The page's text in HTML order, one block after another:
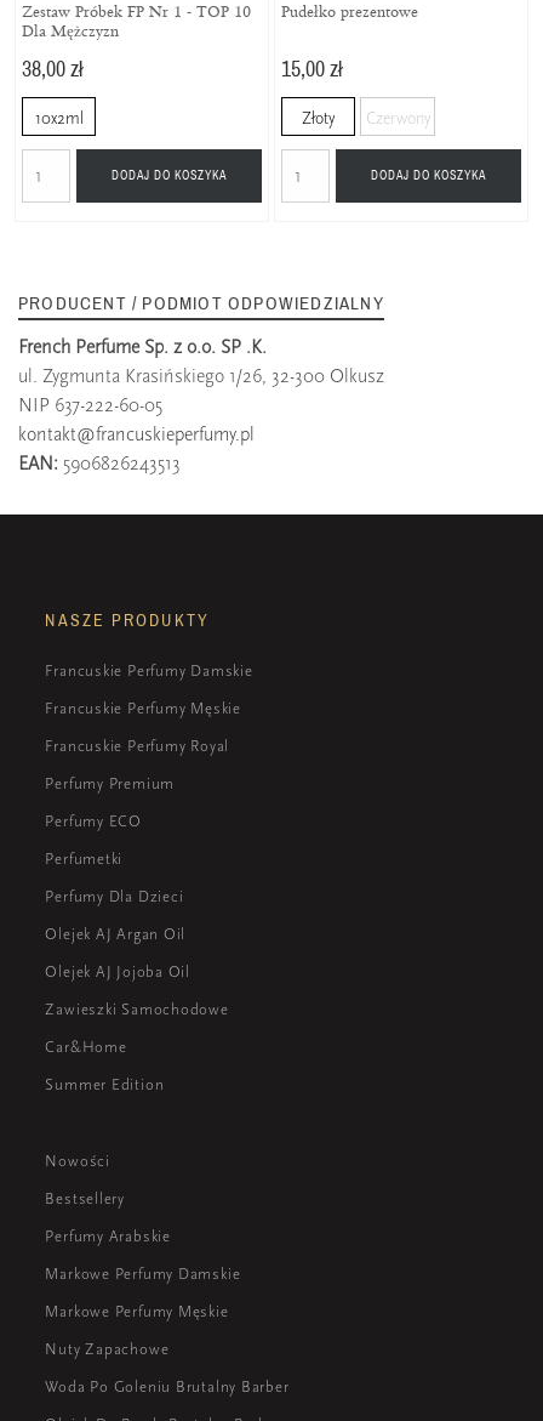
Zestaw Próbek FP Nr 1 - TOP 10
Dla Mężczyzn
38,00 zł
10x2ml
DODAJ DO KOSZYKA
Pudełko prezentowe
15,00 zł
Złoty Czerwony
DODAJ DO KOSZYKA
PRODUCENT / PODMIOT ODPOWIEDZIALNY
French Perfume Sp. z o.o. SP .K.
ul. Zygmunta Krasińskiego 1/26, 32-300 Olkusz
NIP 637-222-60-05
kontakt@francuskieperfumy.pl
EAN: 5906826243513
NASZE PRODUKTY
Francuskie Perfumy Damskie
Francuskie Perfumy Męskie
Francuskie Perfumy Royal
Perfumy Premium
Perfumy ECO
Perfumetki
Perfumy Dla Dzieci
Olejek AJ Argan Oil
Olejek AJ Jojoba Oil
Zawieszki Samochodowe
Car&Home
Summer Edition
Nowości
Bestsellery
Perfumy Arabskie
Markowe Perfumy Damskie
Markowe Perfumy Męskie
Nuty Zapachowe
Woda Po Goleniu Brutalny Barber